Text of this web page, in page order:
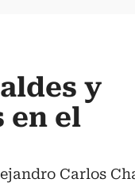
y
en el
Carlos